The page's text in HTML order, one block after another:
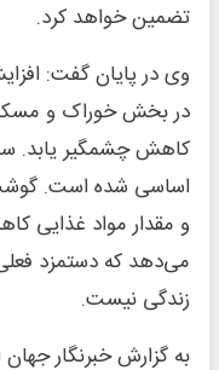
تضمین خواهد کرد.
وی در پایان گفت:
در بخش خوراک و
کاهش چشمگیر یابد.
اساسی شده است.
و مقدار مواد غذایی
می‌دهد که دستمزد
زندگی نیست.
به گزارش خبرنگار